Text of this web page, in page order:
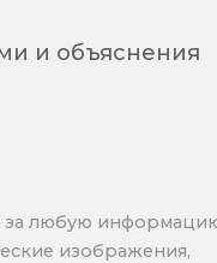
и объяснения
за любую
изображения,